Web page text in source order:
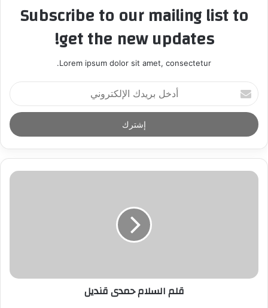
Subscribe to our mailing list to
get the new updates!
Lorem ipsum dolor sit amet, consectetur.
أ
د
خ
ل
ر
د
ر
قلم السلام حمدى قنديل